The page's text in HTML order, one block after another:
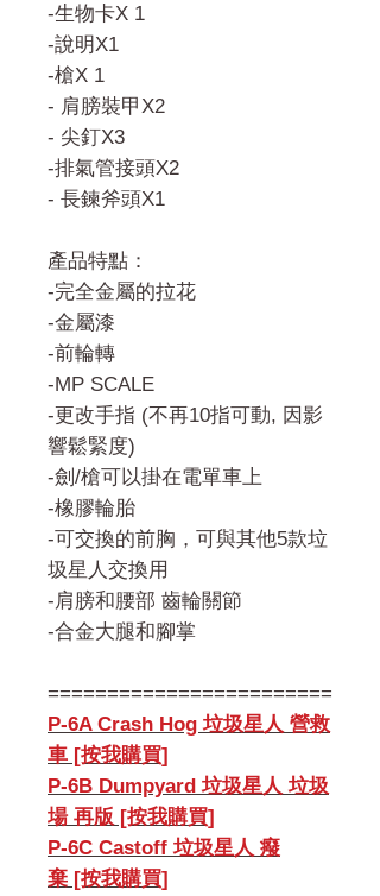
-生物卡X 1
-說明X1
-槍X 1
- 肩膀裝甲X2
- 尖釘X3
-排氣管接頭X2
- 長鍊斧頭X1
產品特點：
-完全金屬的拉花
-金屬漆
-前輪轉
-MP SCALE
-更改手指 (不再10指可動, 因影
響鬆緊度)
-劍/槍可以掛在電單車上
-橡膠輪胎
-可交換的前胸，可與其他5款垃
圾星人交換用
-肩膀和腰部 齒輪關節
-合金大腿和腳掌
========================
P-6A Crash Hog 垃圾星人 營救
車 [按我購買]
P-6B Dumpyard 垃圾星人 垃圾
場 再版 [按我購買]
P-6C Castoff 垃圾星人 癈
棄 [按我購買]